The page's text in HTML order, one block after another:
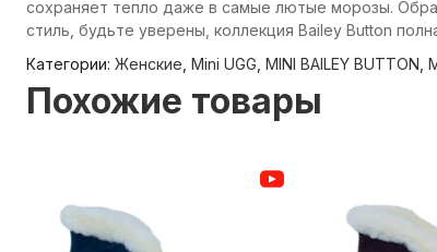
сохраняет тепло даже в самые лютые морозы.
стиль, будьте уверены, коллекция Bailey Button
Категории: Женские Mini UGG MINI BAILEY BUTTON
Похожие товары